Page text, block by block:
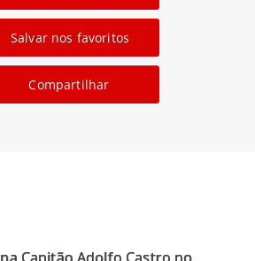
Salvar nos favoritos
Compartilhar